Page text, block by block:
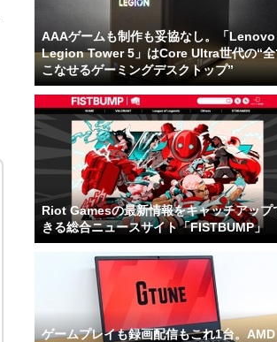
AAAゲームも制作も妥協なし。「Lenovo
Legion Tower 5」はCore Ultra世代の“全
こなせるゲーミングデスクトップ”
Riot Gamesの最新情報をキャッチアップ
きる総合ニュースサイト「FISTBUMP」
ゲームプレイも録画配信もこれ1台。AMD